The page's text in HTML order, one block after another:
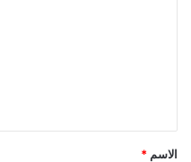
*
الاسم *